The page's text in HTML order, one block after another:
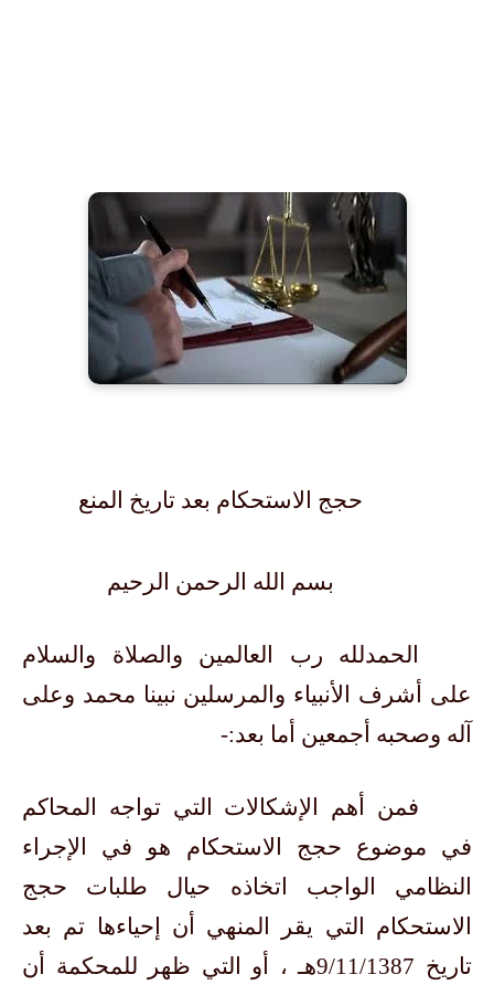
حجج الاستحكام بعد تاريخ المنع
بسم الله الرحمن الرحيم
الحمدلله رب العالمين والصلاة والسلام
على أشرف الأنبياء والمرسلين نبينا محمد وعلى
آله وصحبه أجمعين أما بعد:-
فمن أهم الإشكالات التي تواجه المحاكم
في موضوع حجج الاستحكام هو في الإجراء
النظامي الواجب اتخاذه حيال طلبات حجج
الاستحكام التي يقر المنهي أن إحياءها تم بعد
تاريخ 9/11/1387هـ ، أو التي ظهر للمحكمة أن